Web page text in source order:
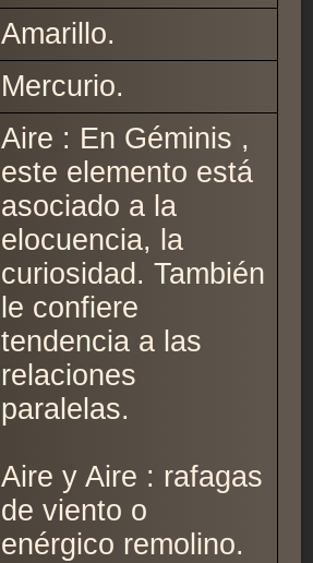
Amarillo.
Mercurio.
Aire : En Géminis ,
este elemento está
asociado a la
elocuencia, la
curiosidad. También
le confiere
tendencia a las
relaciones
paralelas.
Aire y Aire : rafagas
de viento o
enérgico remolino.